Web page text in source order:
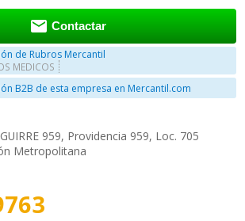
 Contactar
de Rubros Mercantil
MEDICOS
B2B de esta empresa en Mercantil.com
959, Providencia 959, Loc. 705
Metropolitana